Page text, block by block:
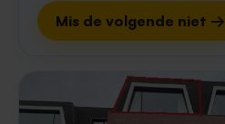
Mis de volgende niet →